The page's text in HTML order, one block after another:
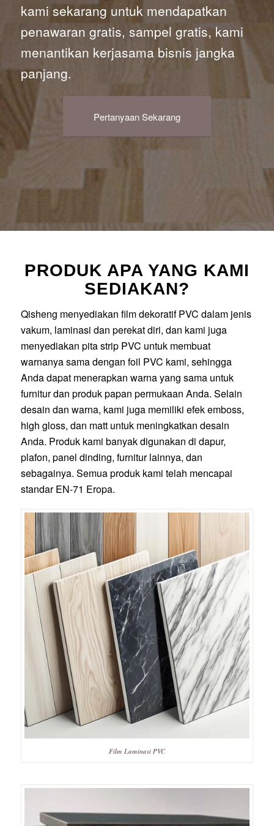
kami sekarang untuk mendapatkan
penawaran gratis, sampel gratis, kami
menantikan kerjasama bisnis jangka
panjang.
Pertanyaan Sekarang
PRODUK APA YANG KAMI
SEDIAKAN?
Qisheng menyediakan film dekoratif PVC dalam jenis
vakum, laminasi dan perekat diri, dan kami juga
menyediakan pita strip PVC untuk membuat
warnanya sama dengan foil PVC kami, sehingga
Anda dapat menerapkan warna yang sama untuk
furnitur dan produk papan permukaan Anda. Selain
desain dan warna, kami juga memiliki efek emboss,
high gloss, dan matt untuk meningkatkan desain
Anda. Produk kami banyak digunakan di dapur,
plafon, panel dinding, furnitur lainnya, dan
sebagainya. Semua produk kami telah mencapai
standar EN-71 Eropa.
Film Laminasi PVC